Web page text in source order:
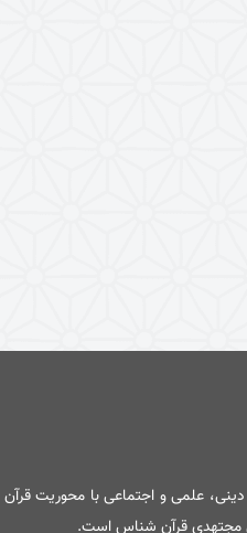
علمی و اجتماعی با محوریت
مجتهدی قرآن شناس است.